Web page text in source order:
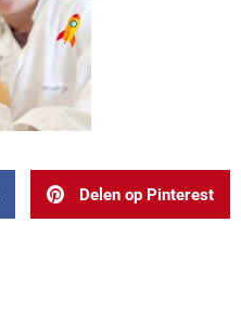
Delen op Pinterest